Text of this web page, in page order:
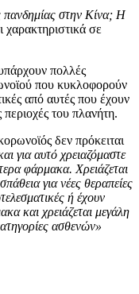
πανδημίας στην Κίνα; Η
χαρακτηριστικά σε
πολλές
που κυκλοφορούν
από αυτές που έχουν
του πλανήτη.
δεν πρόκειται
για αυτό χρειαζόμαστε
φάρμακα. Χρειάζεται
για νέες θεραπείες
ή έχουν
και χρειάζεται μεγάλη
ασθενών»